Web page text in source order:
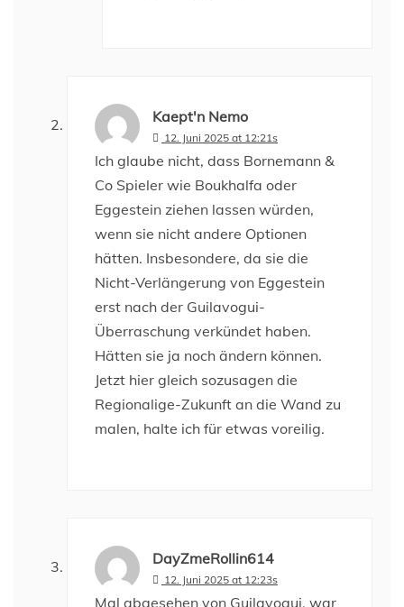
Kaept'n Nemo
12. Juni 2025 at 12:21s
Ich glaube nicht, dass Bornemann &
Co Spieler wie Boukhalfa oder
Eggestein ziehen lassen würden,
wenn sie nicht andere Optionen
hätten. Insbesondere, da sie die
Nicht-Verlängerung von Eggestein
erst nach der Guilavogui-
Überraschung verkündet haben.
Hätten sie ja noch ändern können.
Jetzt hier gleich sozusagen die
Regionalige-Zukunft an die Wand zu
malen, halte ich für etwas voreilig.
DayZmeRollin614
12. Juni 2025 at 12:23s
Mal abgesehen von Guilavogui, war